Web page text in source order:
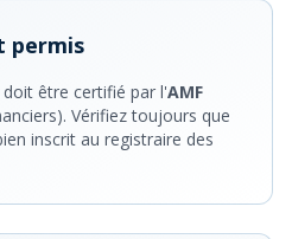
permis
être certifié par l'AMF
Vérifiez toujours que
inscrit au registraire des